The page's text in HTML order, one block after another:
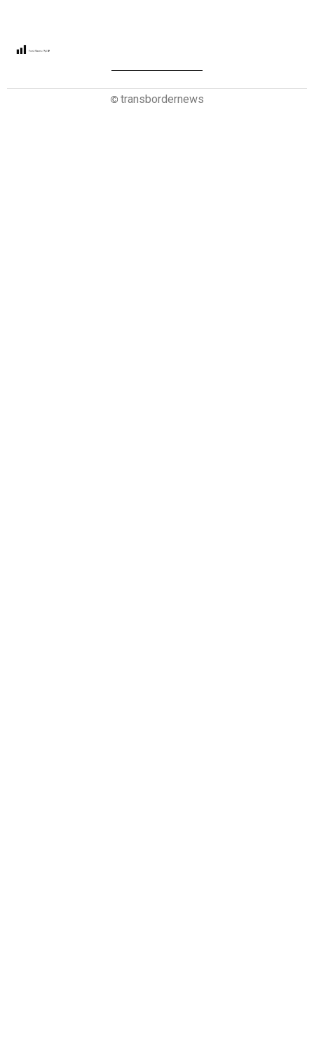
Post Views: 9,689
© transbordernews